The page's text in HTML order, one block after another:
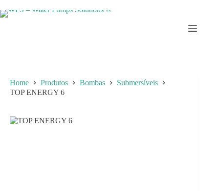
to
Home Produtos Bombas
Submersíveis
TOP ENERGY 6